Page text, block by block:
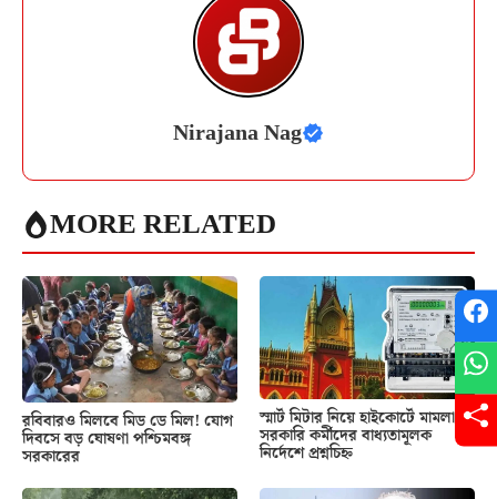
Nirajana Nag
MORE RELATED
রবিবারও মিলবে মিড ডে মিল! যোগ
দিবসে বড় ঘোষণা পশ্চিমবঙ্গ
সরকারের
স্মার্ট মিটার নিয়ে হাইকোর্টে মামলা!
সরকারি কর্মীদের বাধ্যতামূলক
নির্দেশে প্রশ্নচিহ্ন